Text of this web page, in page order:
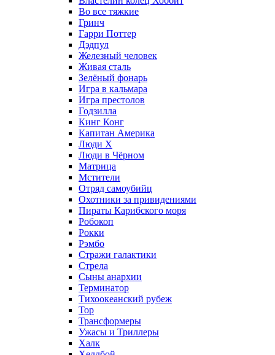
Во все тяжкие
Гринч
Гарри Поттер
Дэдпул
Железный человек
Живая сталь
Зелёный фонарь
Игра в кальмара
Игра престолов
Годзилла
Кинг Конг
Капитан Америка
Люди X
Люди в Чёрном
Матрица
Мстители
Отряд самоубийц
Охотники за привидениями
Пираты Карибского моря
Робокоп
Рокки
Рэмбо
Стражи галактики
Стрела
Сыны анархии
Терминатор
Тихоокеанский рубеж
Тор
Трансформеры
Ужасы и Триллеры
Халк